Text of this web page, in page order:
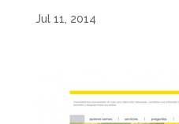
Jul 11, 2014